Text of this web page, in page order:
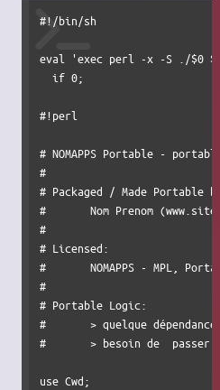
#!/bin/sh
eval 'exec perl -x -S ./$0
  if 0;
#!perl
# NOMAPPS Portable -
#
# Packaged / Made Portable
#	Nom Prenom (www.site.com)
#
# Licensed:
#	NOMAPPS - MPL, Portable Code - GPL.
#
# Portable Logic:
#	> quelque dépendance packagé et problématique de .conf ...
#	> besoin de  passer le répertoire profile pour garder les configurations.
use Cwd;